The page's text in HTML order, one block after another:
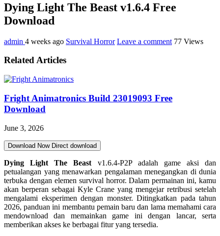
Dying Light The Beast v1.6.4 Free
Download
admin 4 weeks ago Survival Horror Leave a comment 77 Views
Related Articles
Fright Animatronics Build 23019093 Free
Download
June 3, 2026
Download Now Direct download
Dying Light The Beast v1.6.4-P2P adalah game aksi dan
petualangan yang menawarkan pengalaman menegangkan di dunia
terbuka dengan elemen survival horror. Dalam permainan ini, kamu
akan berperan sebagai Kyle Crane yang mengejar retribusi setelah
mengalami eksperimen dengan monster. Ditingkatkan pada tahun
2026, panduan ini membantu pemain baru dan lama memahami cara
mendownload dan memainkan game ini dengan lancar, serta
memberikan akses ke berbagai fitur yang tersedia.